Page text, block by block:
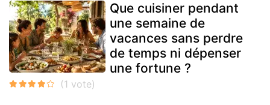
Que cuisiner pendant
une semaine de
vacances sans perdre
de temps ni dépenser
une fortune ?